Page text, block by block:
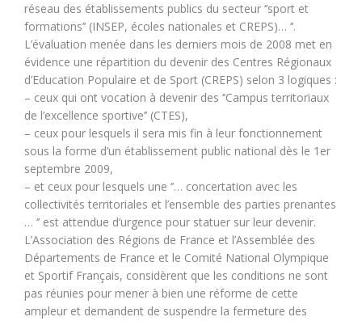
réseau des établissements publics du secteur ‘’sport et
formations’’ (INSEP, écoles nationales et CREPS)… ‘’.
L’évaluation menée dans les derniers mois de 2008 met en
évidence une répartition du devenir des Centres Régionaux
d’Education Populaire et de Sport (CREPS) selon 3 logiques :
– ceux qui ont vocation à devenir des ‘’Campus territoriaux
de l’excellence sportive’’ (CTES),
– ceux pour lesquels il sera mis fin à leur fonctionnement
sous la forme d’un établissement public national dès le 1er
septembre 2009,
– et ceux pour lesquels une ‘’… concertation avec les
collectivités territoriales et l’ensemble des parties prenantes
… ‘’ est attendue d’urgence pour statuer sur leur devenir.
L’Association des Régions de France et l’Assemblée des
Départements de France et le Comité National Olympique
et Sportif Français, considèrent que les conditions ne sont
pas réunies pour mener à bien une réforme de cette
ampleur et demandent de suspendre la fermeture des